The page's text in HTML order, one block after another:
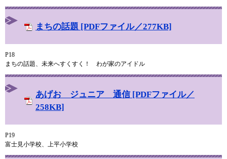
まちの話題 [PDFファイル／277KB]
P18
まちの話題、未来へすくすく！ わが家のアイドル
あげお ジュニア 通信 [PDFファイル／
258KB]
P19
富士見小学校、上平小学校